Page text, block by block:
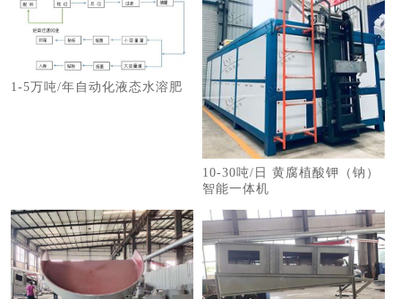
1-5万吨/年自动化液态水溶肥
10-30吨/日 黄腐植酸钾（钠）
智能一体机